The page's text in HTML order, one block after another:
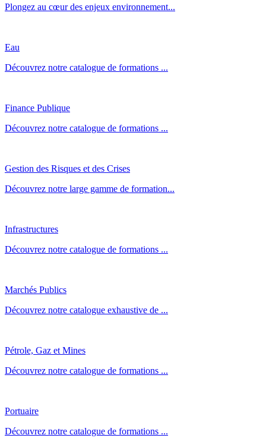
Plongez au cœur des enjeux environnement...
Eau
Découvrez notre catalogue de formations ...
Finance Publique
Découvrez notre catalogue de formations ...
Gestion des Risques et des Crises
Découvrez notre large gamme de formation...
Infrastructures
Découvrez notre catalogue de formations ...
Marchés Publics
Découvrez notre catalogue exhaustive de ...
Pétrole, Gaz et Mines
Découvrez notre catalogue de formations ...
Portuaire
Découvrez notre catalogue de formations ...